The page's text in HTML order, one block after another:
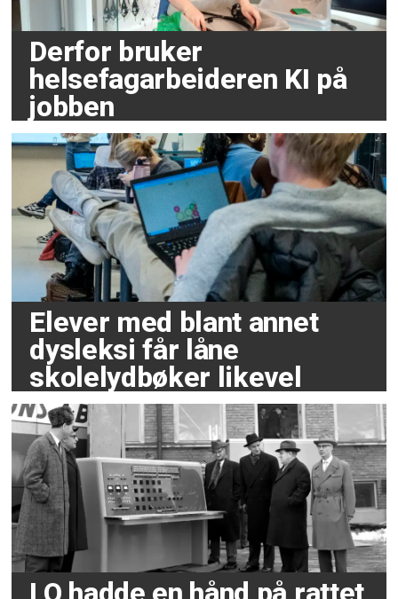
Derfor bruker
helsefagarbeideren KI på
jobben
Elever med blant annet
dysleksi får låne
skolelydbøker likevel